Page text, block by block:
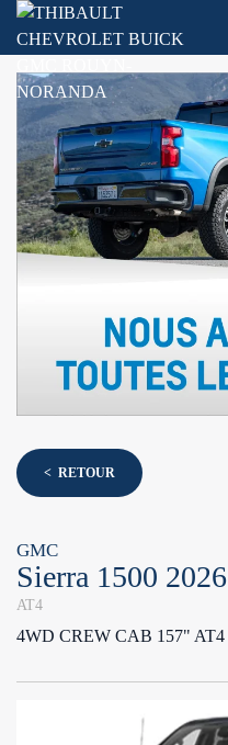
< RETOUR
GMC
Sierra 1500 2026
AT4
4WD CREW CAB 157" AT4